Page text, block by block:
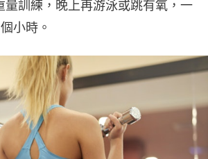
量訓練，晚上再游泳或跳有氧，一
小時。